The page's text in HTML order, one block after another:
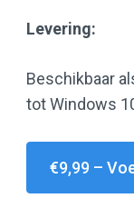
Levering:
Beschikbaar
tot Windows
€9,99 –